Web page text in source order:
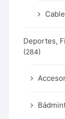
Deportes,
(284)